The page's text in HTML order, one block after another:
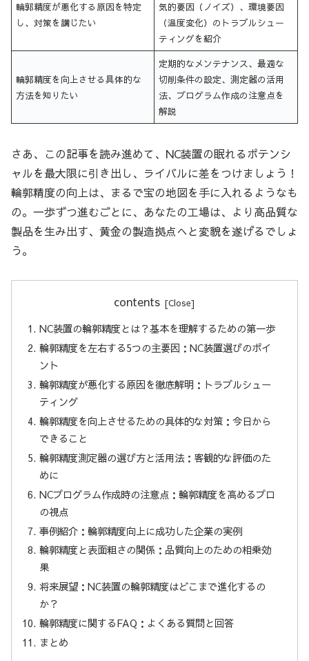
輪郭精度が悪化する原因を特定
し、対策を講じたい
気的要因（ノイズ）、環境要因
（温度変化）のトラブルシュー
ティングを紹介
輪郭精度を向上させる具体的な
方法を知りたい
定期的なメンテナンス、最適な
切削条件の設定、測定器の活用
法、プログラム作成の注意点を
解説
さあ、この記事を読み進めて、NC装置の眠れるポテンシ
ャルを最大限に引き出し、ライバルに差をつけましょう！
輪郭精度の向上は、まるで宝の地図を手に入れるようなも
の。一歩ずつ進むごとに、あなたの工場は、より高品質な
製品を生み出す、黄金の製造拠点へと変貌を遂げるでしょ
う。
contents
NC装置の輪郭精度とは？基本を理解するための第一歩
輪郭精度を左右する5つの主要因：NC装置選びのポイ
ント
輪郭精度が悪化する原因を徹底解明：トラブルシュー
ティング
輪郭精度を向上させるための具体的な対策：今日から
できること
輪郭精度測定器の選び方と活用法：客観的な評価のた
めに
NCプログラム作成時の注意点：輪郭精度を高めるプロ
の視点
事例紹介：輪郭精度向上に成功した企業の実例
輪郭精度と表面粗さの関係：品質向上のための相乗効
果
将来展望：NC装置の輪郭精度はどこまで進化するの
か？
輪郭精度に関するFAQ：よくある質問と回答
まとめ